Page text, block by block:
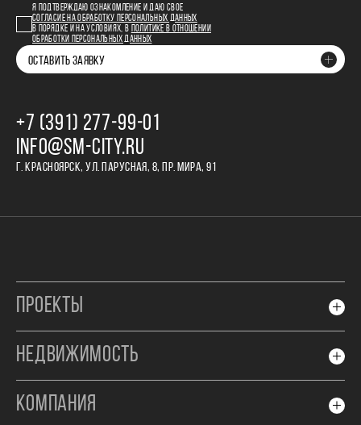
Я ПОДТВЕРЖДАЮ ОЗНАКОМЛЕНИЕ И ДАЮ СВОЕ
СОГЛАСИЕ НА ОБРАБОТКУ ПЕРСОНАЛЬНЫХ ДАННЫХ
В ПОРЯДКЕ И НА УСЛОВИЯХ, В ПОЛИТИКЕ В ОТНОШЕНИИ
ОБРАБОТКИ ПЕРСОНАЛЬНЫХ ДАННЫХ
ОСТАВИТЬ ЗАЯВКУ
+7 (391) 277‒99‒01
INFO@SM-CITY.RU
Г. КРАСНОЯРСК, УЛ. ПАРУСНАЯ, 8, ПР. МИРА, 91
ПРОЕКТЫ
НЕДВИЖИМОСТЬ
КОМПАНИЯ